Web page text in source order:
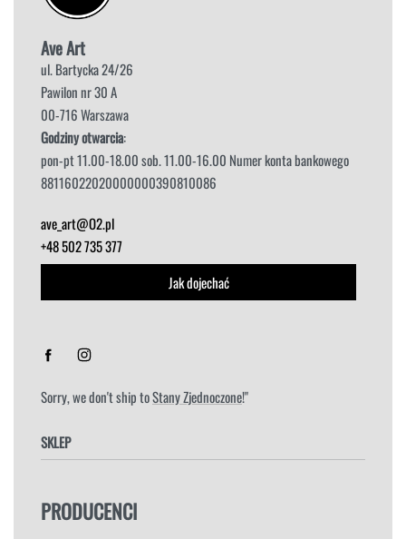
Ave Art
ul. Bartycka 24/26
Pawilon nr 30 A
00-716 Warszawa
Godziny otwarcia:
pon-pt 11.00-18.00 sob. 11.00-16.00 Numer konta bankowego
88116022020000000390810086
ave_art@O2.pl
+48 502 735 377
Jak dojechać
Sorry, we don't ship toStany Zjednoczone!"
SKLEP
HOKERY
PRODUCENCI